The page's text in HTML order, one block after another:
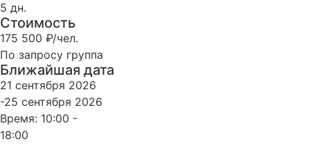
5 дн.
Стоимость
175 500 ₽/чел.
По запросу группа
Ближайшая дата
21 сентября 2026
-25 сентября 2026
Время: 10:00 -
18:00